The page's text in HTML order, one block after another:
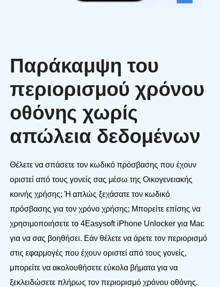
Παράκαμψη του
περιορισμού χρόνου
οθόνης χωρίς
απώλεια δεδομένων
Θέλετε να σπάσετε τον κωδικό πρόσβασης που έχουν
οριστεί από τους γονείς σας μέσω της Οικογενειακής
κοινής χρήσης; Ή απλώς ξεχάσατε τον κωδικό
πρόσβασης για τον χρόνο χρήσης; Μπορείτε επίσης να
χρησιμοποιήσετε το 4Easysoft iPhone Unlocker για Mac
για να σας βοηθήσει. Εάν θέλετε να άρετε τον περιορισμό
στις εφαρμογές που έχουν οριστεί από τους γονείς,
μπορείτε να ακολουθήσετε εύκολα βήματα για να
ξεκλειδώσετε πλήρως τον περιορισμό χρόνου οθόνης.